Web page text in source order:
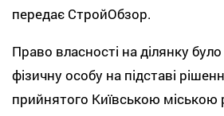
передає СтройОбзор.
Право власності на ділянку
фізичну особу на підставі
прийнятого Київською міською